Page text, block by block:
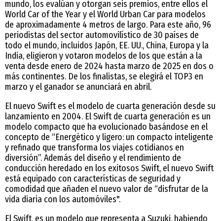
mundo, los evalúan y otorgan seis premios, entre ellos el
World Car of the Year y el World Urban Car para modelos
de aproximadamente 4 metros de largo. Para este año, 96
periodistas del sector automovilístico de 30 países de
todo el mundo, incluidos Japón, EE. UU., China, Europa y la
India, eligieron y votaron modelos de los que están a la
venta desde enero de 2024 hasta marzo de 2025 en dos o
más continentes. De los finalistas, se elegirá el TOP3 en
marzo y el ganador se anunciará en abril.
El nuevo Swift es el modelo de cuarta generación desde su
lanzamiento en 2004. El Swift de cuarta generación es un
modelo compacto que ha evolucionado basándose en el
concepto de “Energético y ligero: un compacto inteligente
y refinado que transforma los viajes cotidianos en
diversión”. Además del diseño y el rendimiento de
conducción heredado en los exitosos Swift, el nuevo Swift
está equipado con características de seguridad y
comodidad que añaden el nuevo valor de “disfrutar de la
vida diaria con los automóviles".
El Swift, es un modelo que representa a Suzuki, habiendo